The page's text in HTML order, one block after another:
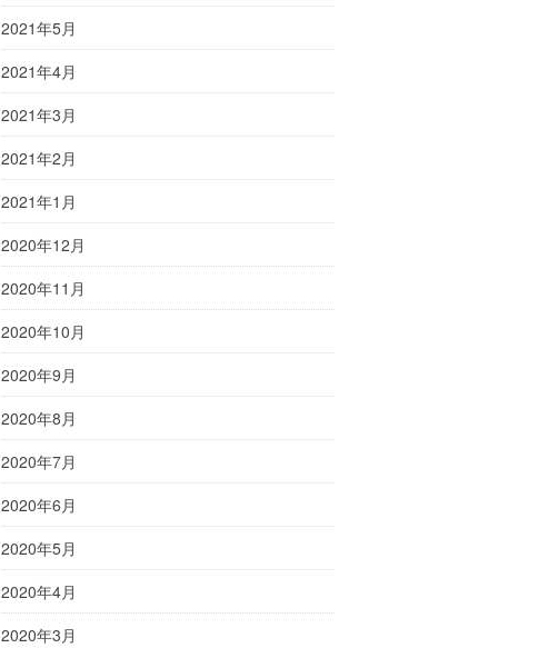
2021年5月
2021年4月
2021年3月
2021年2月
2021年1月
2020年12月
2020年11月
2020年10月
2020年9月
2020年8月
2020年7月
2020年6月
2020年5月
2020年4月
2020年3月